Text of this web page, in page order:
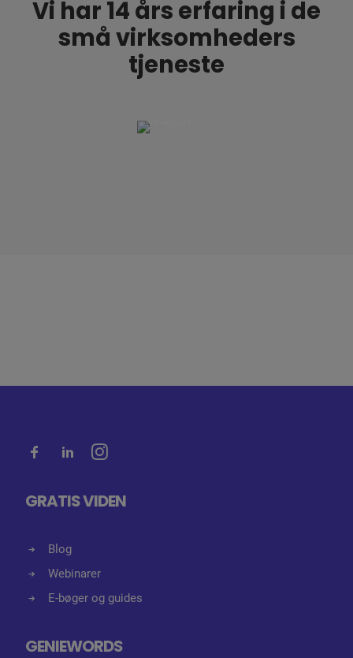
Vi har 14 års erfaring i de
små virksomheders
tjeneste
GRATIS VIDEN
Blog
Webinarer
E-bøger og guides
GENIEWORDS